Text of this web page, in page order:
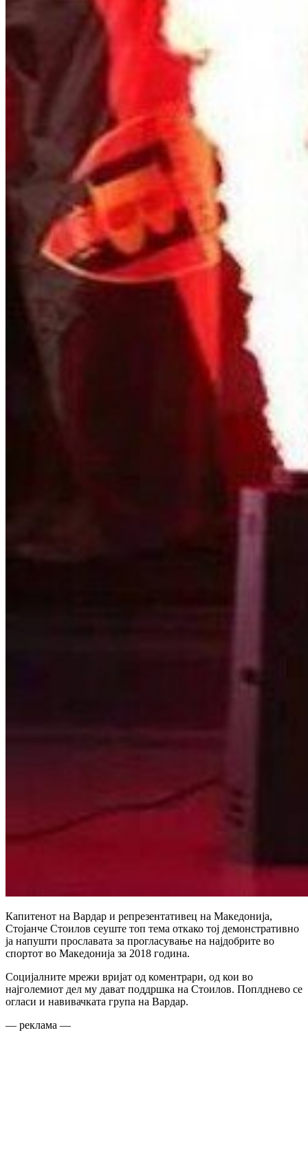
Капитенот на Вардар и репрезентативец на Македонија,
Стојанче Стоилов сеуште топ тема откако тој демонстративно
ја напушти прославата за прогласување на најдобрите во
спортот во Македонија за 2018 година.
Социјалните мрежи вријат од коментрари, од кои во
најголемиот дел му дават поддршка на Стоилов. Поплднево се
огласи и навивачката група на Вардар.
— реклама —